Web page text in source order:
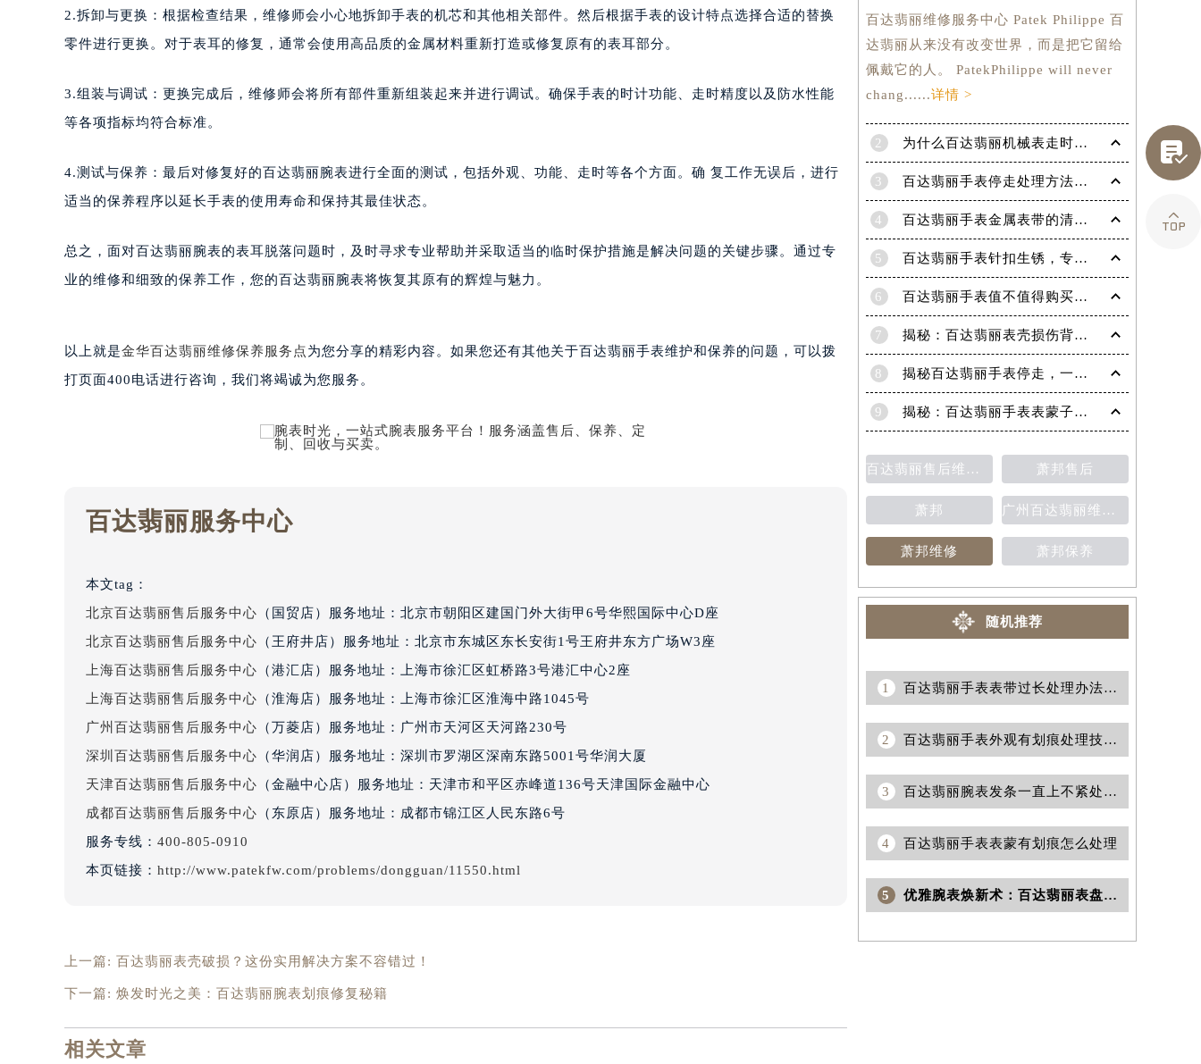
贵阳市南明区都司高架桥路33号亨特国际金融中心14楼14D（需提前预约）
昆明市盘龙区北京路928号同德昆明广场写字楼10层06室（需提前预约）
西安市碑林区南关正街88号华侨城长安国际中心E座6楼10室（需提前预约）
海口市龙华区金贸东路5号海口华润大厦B座17层1707室（需提前预约）
台州市椒江区东海大道1800号腾达中心东1幢20楼2002室（需提前预约）
内蒙古自治区呼和浩特市玉泉区大学西街70号华润万象城写字楼（鄂尔多斯大厦）23层2326室（需提前预约）
重庆市解放碑渝中区民权路28号英利国际金融中心写字楼20层01室（需提前预约）
黑龙江省大庆市萨尔图区会战大街百达翡丽售后服务中心（需提前预约）
黑龙江省鸡西市鸡冠区红军路百达翡丽售后服务中心（需提前预约）
黑龙江省佳木斯市向阳区长安路百达翡丽售后服务中心（需提前预约）
黑龙江省七台河市桃山区大同街百达翡丽售后服务中心（需提前预约）
黑龙江省齐齐哈尔市龙沙区龙华路百达翡丽售后服务中心（需提前预约）
黑龙江省伊春市伊美区通河路百达翡丽售后服务中心（需提前预约）
吉林省梅河口市新华街道梅河大街百达翡丽售后服务中心（需提前预约）
吉林省四平市铁东区紫气大路与南九经街交汇处百达翡丽售后服务中心（需提前预约）
吉林省松原市宁江区五环大街百达翡丽售后服务中心（需提前预约）
吉林省通化市东昌区环通乡江南大街百达翡丽售后服务中心（需提前预约）
吉林省延边市延吉市解放路百达翡丽售后服务中心（需提前预约）
辽宁省鞍山市铁东区站前街百达翡丽售后服务中心（需提前预约）
辽宁省抚顺市新抚区东一路百达翡丽售后服务中心（需提前预约）
辽宁省锦州市古塔区中央大街百达翡丽售后服务中心（需提前预约）
辽宁省盘锦市兴隆台区石油大街百达翡丽售后服务中心（需提前预约）
辽宁省铁岭市银州区南马路百达翡丽售后服务中心（需提前预约）
2.拆卸与更换：根据检查结果，维修师会小心地拆卸手表的机芯和其他相关部件。然后根据手表的设计特点选择合适的替换
零件进行更换。对于表耳的修复，通常会使用高品质的金属材料重新打造或修复原有的表耳部分。
3.组装与调试：更换完成后，维修师会将所有部件重新组装起来并进行调试。确保手表的时计功能、走时精度以及防水性能
等各项指标均符合标准。
4.测试与保养：最后对修复好的百达翡丽腕表进行全面的测试，包括外观、功能、走时等各个方面。确 复工作无误后，进行
适当的保养程序以延长手表的使用寿命和保持其最佳状态。
总之，面对百达翡丽腕表的表耳脱落问题时，及时寻求专业帮助并采取适当的临时保护措施是解决问题的关键步骤。通过专
业的维修和细致的保养工作，您的百达翡丽腕表将恢复其原有的辉煌与魅力。
以上就是金华百达翡丽维修保养服务点为您分享的精彩内容。如果您还有其他关于百达翡丽手表维护和保养的问题，可以拨
打页面400电话进行咨询，我们将竭诚为您服务。
百达翡丽服务中心
本文tag：
北京百达翡丽售后服务中心 （国贸店）服务地址：北京市朝阳区建国门外大街甲6号华熙国际中心D座
北京百达翡丽售后服务中心 （王府井店）服务地址：北京市东城区东长安街1号王府井东方广场W3座
上海百达翡丽售后服务中心 （港汇店）服务地址：上海市徐汇区虹桥路3号港汇中心2座
上海百达翡丽售后服务中心 （淮海店）服务地址：上海市徐汇区淮海中路1045号
广州百达翡丽售后服务中心 （万菱店）服务地址：广州市天河区天河路230号
深圳百达翡丽售后服务中心 （华润店）服务地址：深圳市罗湖区深南东路5001号华润大厦
天津百达翡丽售后服务中心 （金融中心店）服务地址：天津市和平区赤峰道136号天津国际金融中心
成都百达翡丽售后服务中心 （东原店）服务地址：成都市锦江区人民东路6号
服务专线： 400-805-0910
本页链接： http://www.patekfw.com/problems/dongguan/11550.html
上一篇: 百达翡丽表壳破损？这份实用解决方案不容错过！
下一篇: 焕发时光之美：百达翡丽腕表划痕修复秘籍
相关文章
百达翡丽维修服务中心 Patek Philippe 百
达翡丽从来没有改变世界，而是把它留给
佩戴它的人。 PatekPhilippe will never
chang......详情 >
2 为什么百达翡丽机械表走时会出现误差呢？
3 百达翡丽手表停走处理方法（手表停走维修）
4 百达翡丽手表金属表带的清洗方法有哪些？（金属表带的清洗）
5 百达翡丽手表针扣生锈，专业处理更安全
6 百达翡丽手表值不值得购买（名表投资与收藏指南）
7 揭秘：百达翡丽表壳损伤背后的故事
8 揭秘百达翡丽手表停走，一文教你轻松恢复活力！
9 揭秘：百达翡丽手表表蒙子破损修复指南，让爱表重焕光彩！
百达翡丽售后维修保养费用价目表 萧邦售后
萧邦 广州百达翡丽维修保养售后中心
萧邦维修 萧邦保养
随机推荐
1 百达翡丽手表表带过长处理办法深度解析
2 百达翡丽手表外观有划痕处理技巧推荐
3 百达翡丽腕表发条一直上不紧处理方法深度解析
4 百达翡丽手表表蒙有划痕怎么处理
5 优雅腕表焕新术：百达翡丽表盘划痕修复秘籍

